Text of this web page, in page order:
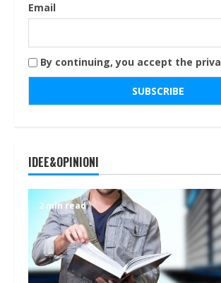
Email
By continuing, you accept the
IDEE&OPINIONI
2 min read